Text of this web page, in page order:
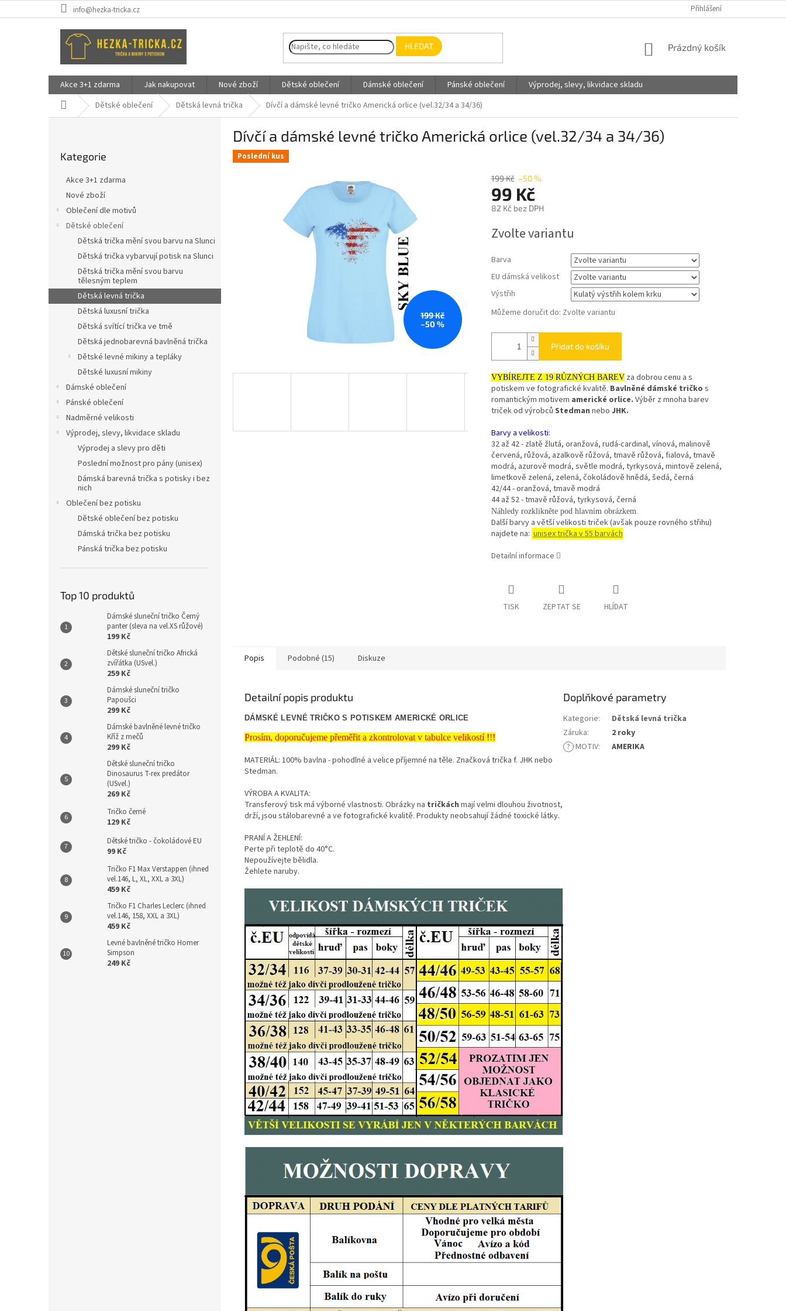
na
info@hezka-tricka.cz Přihlášení
HLEDAT
NÁKUPNÍ
Prázdný košík
Akce 3+1 zdarma Jak nakupovat Nové zboží Dětské oblečení Dámské oblečení Pánské oblečení
Výprodej, slevy, likvidace skladu
Domů Dětské oblečení Dětská levná trička Dívčí a dámské levné tričko Americká orlice (vel.32/34 a 34/36)
l
kategorie
Kategorie
Akce 3+1 zdarma
Nové zboží
Oblečení dle motivů
Dětské oblečení
Dětská trička mění svou barvu na Slunci
Dětská trička vybarvují potisk na Slunci
Dětská trička mění svou barvu
tělesným teplem
Dětská levná trička
Dětská luxusní trička
Dětská svítící trička ve tmě
Dětská jednobarevná bavlněná trička
Dětské levné mikiny a tepláky
Dětské luxusní mikiny
Dámské oblečení
Pánské oblečení
Nadměrné velikosti
Výprodej, slevy, likvidace skladu
Výprodej a slevy pro děti
Poslední možnost pro pány (unisex)
Dámská barevná trička s potisky i bez
nich
Oblečení bez potisku
Dětské oblečení bez potisku
Dámská trička bez potisku
Pánská trička bez potisku
Top 10 produktů
Dámské sluneční tričko Černý
panter (sleva na vel.XS růžové)
199 Kč
Dětské sluneční tričko Africká
zvířátka (USvel.)
259 Kč
Dámské sluneční tričko
Papoušci
299 Kč
Dámské bavlněné levné tričko
Kříž z mečů
299 Kč
Dětské sluneční tričko
Dinosaurus T-rex predátor
(USvel.)
269 Kč
Tričko černé
129 Kč
Dětské tričko - čokoládové EU
99 Kč
Tričko F1 Max Verstappen (ihned
vel.146, L, XL, XXL a 3XL)
459 Kč
Tričko F1 Charles Leclerc (ihned
vel.146, 158, XXL a 3XL)
459 Kč
Levné bavlněné tričko Homer
Simpson
249 Kč
Dívčí a dámské levné tričko Americká orlice (vel.32/34 a 34/36)
Poslední kus
199 Kč
–50 %
199 Kč –50 %
99 Kč
82 Kč bez DPH
cena:
Zvolte variantu
Barva
EU dámská velikost
Výstřih
Můžeme doručit do: Zvolte variantu
Přidat do košíku
VYBÍREJTE Z 19 RŮZNÝCH BAREVza dobrou cenu a s
potiskem ve fotografické kvalitě. Bavlněné dámské tričko s
romantickým motivem americké orlice. Výběr z mnoha barev
triček od výrobců Stedman nebo JHK.
Barvy a velikosti:
32 až 42 - zlatě žlutá, oranžová, rudá-cardinal, vínová, malinově
červená, růžová, azalkově růžová, tmavě růžová, fialová, tmavě
modrá, azurově modrá, světle modrá, tyrkysová, mintově zelená,
limetkově zelená, zelená, čokoládově hnědá, šedá, černá
42/44 - oranžová, tmavě modrá
44 až 52 - tmavě růžová, tyrkysová, černá
Náhledy rozklikněte pod hlavním obrázkem.
Další barvy a větší velikosti triček (avšak pouze rovného střihu)
najdete na: unisex trička v 55 barvách
Detailní informace
TISK ZEPTAT SE HLÍDAT
Popis Podobné (15) Diskuze
Detailní popis produktu
DÁMSKÉ LEVNÉ TRIČKO S POTISKEM AMERICKÉ ORLICE
Prosím, doporučujeme přeměřit a zkontrolovat v tabulce velikostí !!!
MATERIÁL: 100% bavlna - pohodlné a velice příjemné na těle. Značková trička f. JHK nebo
Stedman.
VÝROBA A KVALITA:
Transferový tisk má výborné vlastnosti. Obrázky na tričkách mají velmi dlouhou životnost,
drží, jsou stálobarevné a ve fotografické kvalitě. Produkty neobsahují žádné toxické látky.
PRANÍ A ŽEHLENÍ:
Perte při teplotě do 40°C.
Nepoužívejte bělidla.
Žehlete naruby.
Doplňkové parametry
Kategorie:
Dětská levná trička
Záruka:
2 roky
? MOTIV: AMERIKA